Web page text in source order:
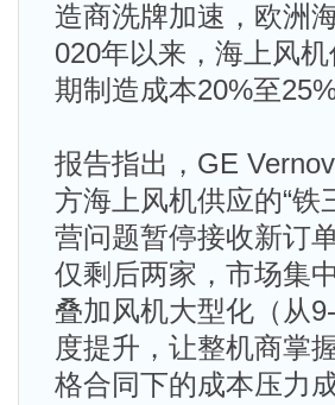
造商洗牌加速，欧洲
020年以来，海上风
期制造成本20%至25%
报告指出，GE
方海上风机供应的“铁
营问题暂停接收新订
仅剩后两家，市场集
叠加风机大型化（从
度提升，让整机商掌
格合同下的成本压力